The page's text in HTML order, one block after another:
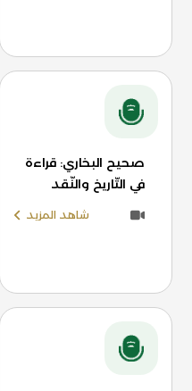
صحيح البخاري: قراءة
في التّاريخ والنّقد
شاهد المزيد